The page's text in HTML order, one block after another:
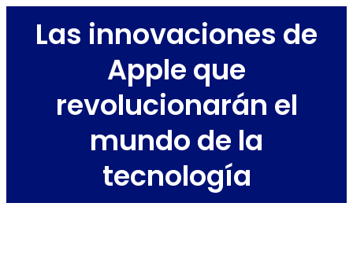
Las innovaciones de
Apple que
revolucionarán el
mundo de la
tecnología